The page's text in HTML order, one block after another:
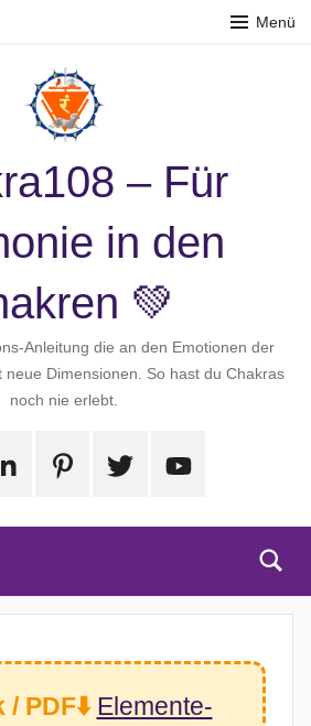
Menü
– Für
in den
💚
Anleitung die an den Emotionen der
Dimensionen. So hast du Chakras
noch nie erlebt.
Pinterest
X
Youtube
/ PDF⬇️ Elemente-